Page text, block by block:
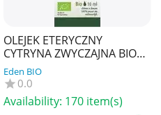
OLEJEK ETERYCZNY
CYTRYNA ZWYCZAJNA BIO
10 ml - PHYSALIS
Eden BIO
0.0
Availability: 170 item(s)